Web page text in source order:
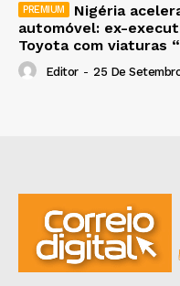
Nigéria
automóvel: ex-
Toyota com viaturas
Editor - 25 De